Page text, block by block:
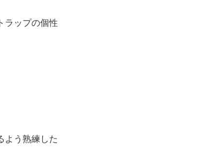
ラップの個性
よう熟練した